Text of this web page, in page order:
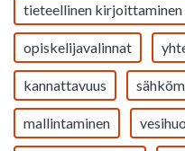
tieteellinen kirjoittaminen
opiskelijavalinnat
kannattavuus
mallintaminen